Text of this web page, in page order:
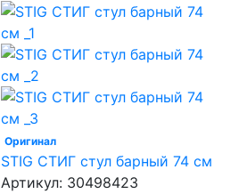
Оригинал
STIG СТИГ стул барный 74 см
Артикул:30498423